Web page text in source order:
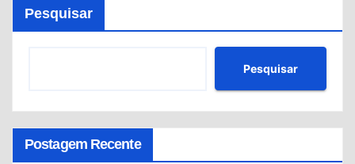
Pesquisar
Pesquisar
Postagem Recente